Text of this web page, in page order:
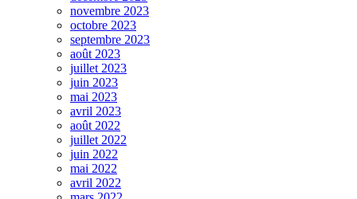
novembre 2023
octobre 2023
septembre 2023
août 2023
juillet 2023
juin 2023
mai 2023
avril 2023
août 2022
juillet 2022
juin 2022
mai 2022
avril 2022